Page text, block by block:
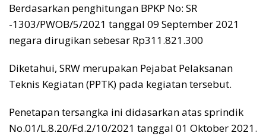
Berdasarkan penghitungan BPKP No: SR
-1303/PWOB/5/2021 tanggal 09 September 2021
negara dirugikan sebesar Rp311.821.300
Diketahui, SRW merupakan Pejabat Pelaksanan
Teknis Kegiatan (PPTK) pada kegiatan tersebut.
Penetapan tersangka ini didasarkan atas sprindik
No.01/L.8.20/Fd.2/10/2021 tanggal 01 Oktober 2021.